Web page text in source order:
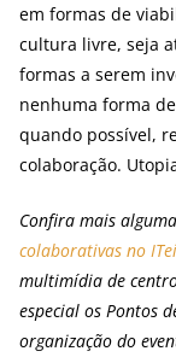
em formas de
cultura livre, seja
formas a serem
nenhuma forma
quando possível,
colaboração.
Confira mais
colaborativas no
multimídia de
especial os Pontos
organização do